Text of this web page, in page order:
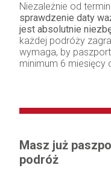
Niezależnie od
sprawdzenie daty
jest absolutnie
każdej podróży
wymaga, by
minimum 6 miesięcy
Masz już
podróż